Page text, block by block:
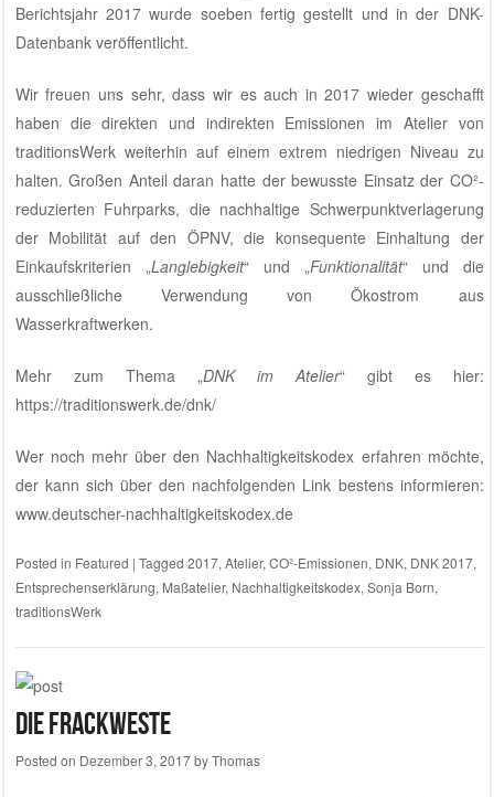
Berichtsjahr 2017 wurde soeben fertig gestellt und in der DNK-
Datenbankveröffentlicht.
Wir freuen uns sehr, dass wir es auch in 2017 wieder geschafft
haben die direkten und indirekten Emissionen im Atelier von
traditionsWerkweiterhin auf einem extrem niedrigen Niveau zu
halten. Großen Anteil daran hatte der bewusste Einsatz der CO²-
reduzierten Fuhrparks, die nachhaltige Schwerpunktverlagerung
der Mobilität auf den ÖPNV, die konsequente Einhaltung der
Einkaufskriterien „Langlebigkeit“ und „Funktionalität“ und die
ausschließliche Verwendung von Ökostrom aus
Wasserkraftwerken.
Mehr zum Thema „DNK im Atelier“ gibt es hier:
https://traditionswerk.de/dnk/
Wer noch mehr über den Nachhaltigkeitskodex erfahren möchte,
der kann sich über den nachfolgenden Link bestens informieren:
www.deutscher-nachhaltigkeitskodex.de
Posted in Featured | Tagged 2017, Atelier, CO²-Emissionen, DNK, DNK 2017,
Entsprechenserklärung, Maßatelier, Nachhaltigkeitskodex, Sonja Born,
traditionsWerk
Die Frackweste
Posted on Dezember 3, 2017byThomas